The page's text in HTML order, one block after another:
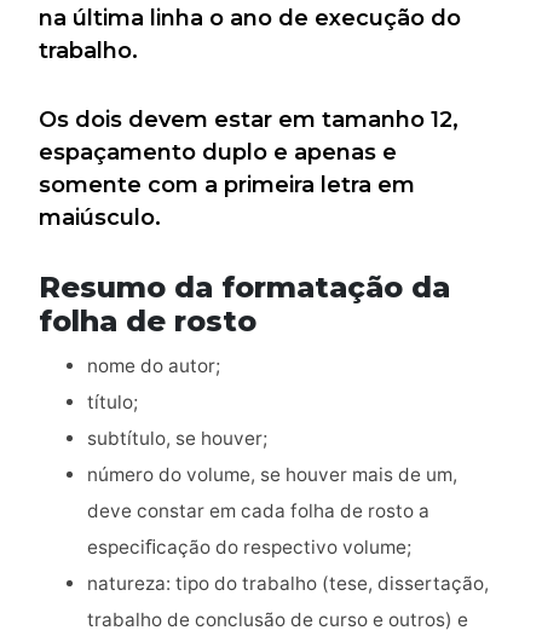
na última linha o ano de execução do
trabalho.
Os dois devem estar em tamanho 12,
espaçamento duplo e apenas e
somente com a primeira letra em
maiúsculo.
Resumo da formatação da
folha de rosto
nome do autor;
título;
subtítulo, se houver;
número do volume, se houver mais de um,
deve constar em cada folha de rosto a
especiﬁcação do respectivo volume;
natureza: tipo do trabalho (tese, dissertação,
trabalho de conclusão de curso e outros) e